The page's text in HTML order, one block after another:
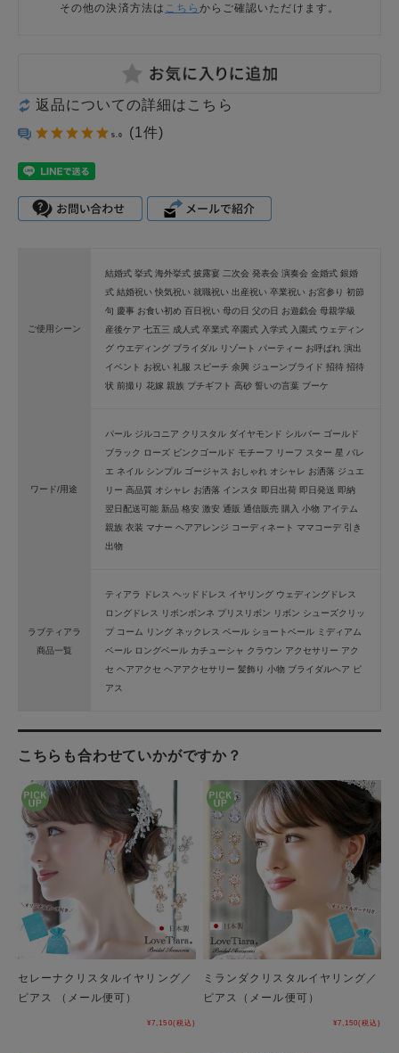
その他の決済方法は こちら からご確認いただけます。
返品についての詳細はこちら
5.0 (1件)
ご使用シーン
結婚式 挙式 海外挙式 披露宴 二次会 発表会 演奏会 金婚式 銀婚
式 結婚祝い 快気祝い 就職祝い 出産祝い 卒業祝い お宮参り 初節
句 慶事 お食い初め 百日祝い 母の日 父の日 お遊戯会 母親学級
産後ケア 七五三 成人式 卒業式 卒園式 入学式 入園式 ウェディン
グ ウエディング ブライダル リゾート パーティー お呼ばれ 演出
イベント お祝い 礼服 スピーチ 余興 ジューンブライド 招待 招待
状 前撮り 花嫁 親族 プチギフト 高砂 誓いの言葉 ブーケ
ワード/用途
パール ジルコニア クリスタル ダイヤモンド シルバー ゴールド
ブラック ローズ ピンクゴールド モチーフ リーフ スター 星 バレ
エ ネイル シンプル ゴージャス おしゃれ オシャレ お洒落 ジュエ
リー 高品質 オシャレ お洒落 インスタ 即日出荷 即日発送 即納
翌日配送可能 新品 格安 激安 通販 通信販売 購入 小物 アイテム
親族 衣装 マナー ヘアアレンジ コーディネート ママコーデ 引き
出物
ラブティアラ
商品一覧
ティアラ ドレス ヘッドドレス イヤリング ウェディングドレス
ロングドレス リボンボンネ プリスリボン リボン シューズクリッ
プ コーム リング ネックレス ベール ショートベール ミディアム
ベール ロングベール カチューシャ クラウン アクセサリー アク
セ ヘアアクセ ヘアアクセサリー 髪飾り 小物 ブライダルヘア ピ
アス
こちらも合わせていかがですか？
セレーナクリスタルイヤリング／
ピアス （メール便可）
¥7,150(税込)
ミランダクリスタルイヤリング／
ピアス（メール便可）
¥7,150(税込)